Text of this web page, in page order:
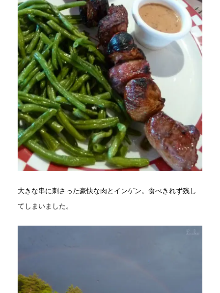
大きな串に刺さった豪快な肉とインゲン。食べきれず残し
てしまいました。